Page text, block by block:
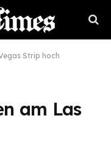
Strip hoch
am Las